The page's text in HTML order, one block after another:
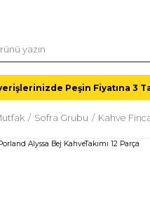
Peşin Fiyatına 3
Sofra Grubu Kahve